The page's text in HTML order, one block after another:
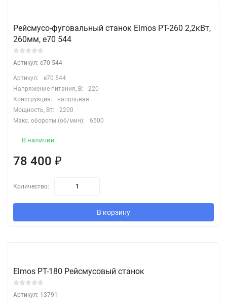
Рейсмусо-фуговальный станок Elmos PT-260 2,2кВт,
260мм, e70 544
Артикул: e70 544
Артикул:
e70 544
Напряжение питания, В:
220
Конструкция:
напольная
Мощность, Вт:
2200
Макс. обороты (об/мин):
6500
В наличии
78 400 ₽
Количество:
В корзину
Elmos PT-180 Рейсмусовый станок
Артикул: 13791